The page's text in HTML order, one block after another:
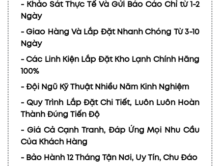
- Khảo Sát Thực Tế Và Gửi Báo Cáo Chỉ từ 1-2
Ngày
- Giao Hàng Và Lắp Đặt Nhanh Chóng Từ 3-10
Ngày
- Các Linh Kiện Lắp Đặt Kho Lạnh Chính Hãng
100%
- Đội Ngũ Kỹ Thuật Nhiều Năm Kinh Nghiệm
- Quy Trình Lắp Đặt Chi Tiết, Luôn Luôn Hoàn
Thành Đúng Tiến Độ
- Giá Cả Cạnh Tranh, Đáp Ứng Mọi Nhu Cầu
Của Khách Hàng
- Bảo Hành 12 Tháng Tận Nơi, Uy Tín, Chu Đáo